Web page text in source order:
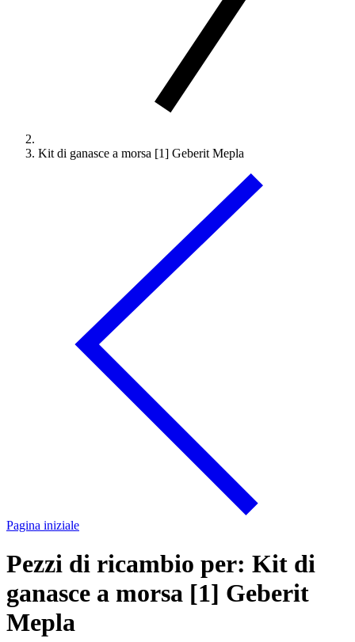
Kit di ganasce a morsa [1] Geberit Mepla
Pagina iniziale
Pezzi di ricambio per: Kit di
ganasce a morsa [1] Geberit
Mepla